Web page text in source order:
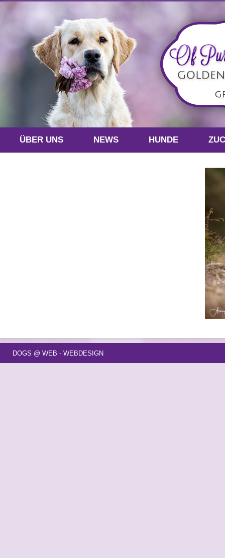
ÜBER UNS NEWS HUNDE
DOGS @ WEB - WEBDESIGN